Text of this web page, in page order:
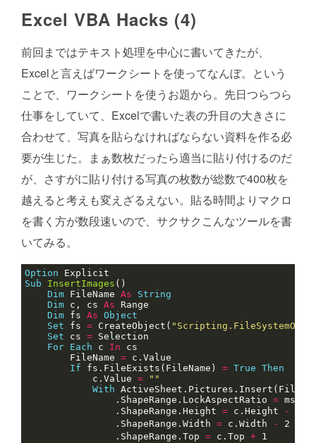
Excel VBA Hacks (4)
前回まではテキスト処理を中心に書いてきたが、
Excelと言えばワークシートを使ってなんぼ。という
ことで、ワークシートを使うお題から。先日つらつら
仕事をしていて、Excelで書いた表の升目の大きさに
合わせて、写真を貼らなければならない資料を作る必
要が生じた。まぁ数枚だったら適当に貼り付けるのだ
が、さすがに貼り付ける写真の枚数が総数で400枚を
越えると考えも変えざるえない。貼る時間よりマクロ
を書く方が数段速いので、サクサクこんなツールを書
いてみる。
Option
Sub
InsertImages
Dim FileName As
String
Dim c, cs As
Dim fs As Object
Set fs = CreateObject(
Set cs =
For Each c In
        FileName
=
If fs.FileExists(FileName) = True Then
            c.Value
=
""
With
                .ShapeRange.LockAspectRatio
=
                .ShapeRange.Height
= c.Height -
                .ShapeRange.Width
= c.Width -
                .ShapeRange.Top
= c.Top +